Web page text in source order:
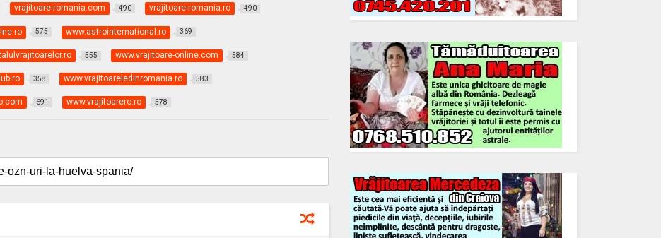
vrajitoare-romania.com 490 vrajitoare-romania.ro 490
575 www.astrointernational.ro 369
555 www.vrajitoare-online.com 584
358 www.vrajitoareledinromania.ro 583
691 www.vrajitoarero.ro 578